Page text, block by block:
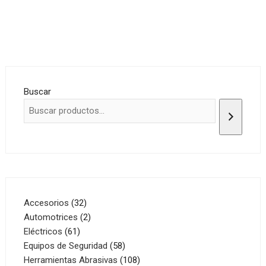
Buscar
Accesorios 3232
productos
Automotrices 22
Eléctricos 6161
productos
Equipos de Seguridad 5858
productos
Herramientas Abrasivas 108108